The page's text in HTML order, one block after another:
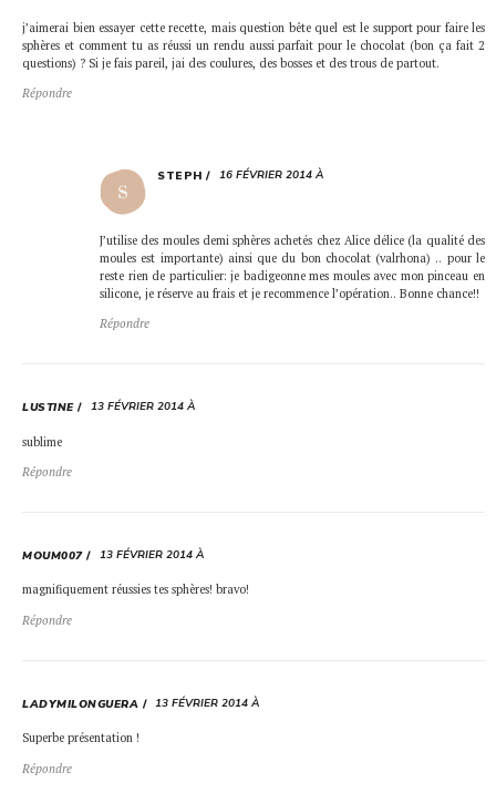
j’aimerai bien essayer cette recette, mais question bête quel est le support pour faire les
sphères et comment tu as réussi un rendu aussi parfait pour le chocolat (bon ça fait 2
questions) ? Si je fais pareil, jai des coulures, des bosses et des trous de partout.
Répondre
STEPH 16 FÉVRIER 2014 À
J’utilise des moules demi sphères achetés chez Alice délice (la qualité des
moules est importante) ainsi que du bon chocolat (valrhona) .. pour le
reste rien de particulier: je badigeonne mes moules avec mon pinceau en
silicone, je réserve au frais et je recommence l’opération.. Bonne chance!!
Répondre
LUSTINE 13 FÉVRIER 2014 À
sublime
Répondre
MOUM007 13 FÉVRIER 2014 À
magnifiquement réussies tes sphères! bravo!
Répondre
LADYMILONGUERA 13 FÉVRIER 2014 À
Superbe présentation !
Répondre